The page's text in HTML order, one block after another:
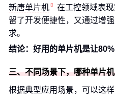
新唐单片机
在工控领域表
留了开发便捷性，又通过增
求。
结论：好用的单片机是让
三、不同场景下，哪种单片机
根据典型应用场景，可以这样